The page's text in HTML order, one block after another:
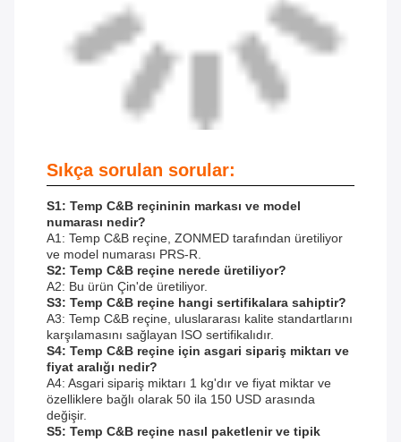
Sıkça sorulan sorular:
S1: Temp C&B reçininin markası ve model
numarası nedir?
A1: Temp C&B reçine, ZONMED tarafından üretiliyor
ve model numarası PRS-R.
S2: Temp C&B reçine nerede üretiliyor?
A2: Bu ürün Çin'de üretiliyor.
S3: Temp C&B reçine hangi sertifikalara sahiptir?
A3: Temp C&B reçine, uluslararası kalite standartlarını
karşılamasını sağlayan ISO sertifikalıdır.
S4: Temp C&B reçine için asgari sipariş miktarı ve
fiyat aralığı nedir?
A4: Asgari sipariş miktarı 1 kg'dır ve fiyat miktar ve
özelliklere bağlı olarak 50 ila 150 USD arasında
değişir.
S5: Temp C&B reçine nasıl paketlenir ve tipik